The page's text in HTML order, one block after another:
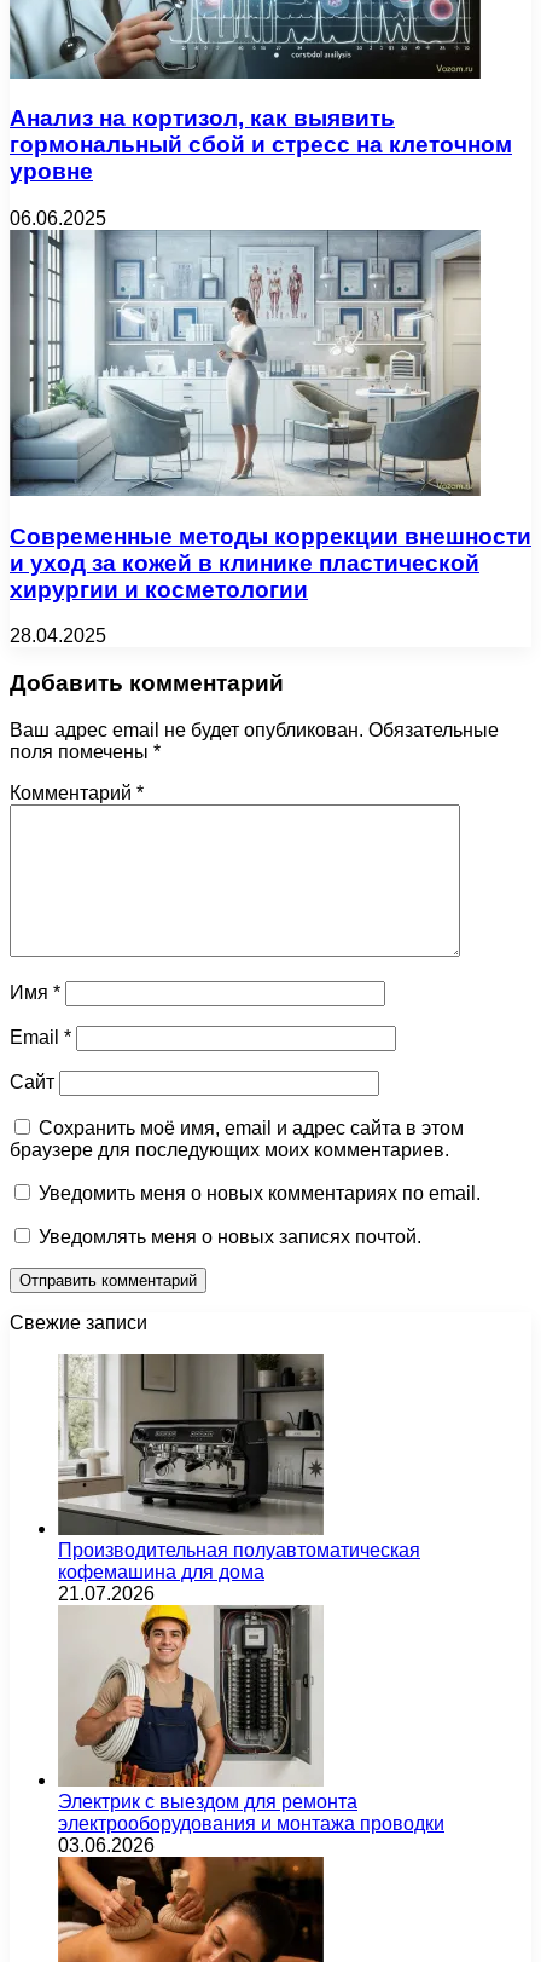
Анализ на кортизол, как выявить
гормональный сбой и стресс на клеточном
уровне
06.06.2025
Современные методы коррекции внешности
и уход за кожей в клинике пластической
хирургии и косметологии
28.04.2025
Добавить комментарий
Ваш адрес email не будет опубликован. Обязательные
поля помечены *
Комментарий *
Имя *
Email *
Сайт
Сохранить моё имя, email и адрес сайта в этом
браузере для последующих моих комментариев.
Уведомить меня о новых комментариях по email.
Уведомлять меня о новых записях почтой.
Свежие записи
Производительная полуавтоматическая
кофемашина для дома
21.07.2026
Электрик с выездом для ремонта
электрооборудования и монтажа проводки
03.06.2026